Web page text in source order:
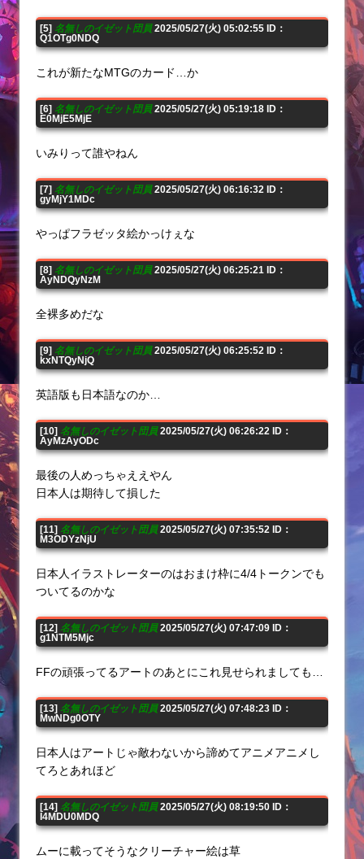
[5] 名無しのイゼット団員2025/05/27(火) 05:02:55 ID：
Q1OTg0NDQ
これが新たなMTGのカード…か
[6] 名無しのイゼット団員2025/05/27(火) 05:19:18 ID：
E0MjE5MjE
いみりって誰やねん
[7] 名無しのイゼット団員2025/05/27(火) 06:16:32 ID：
gyMjY1MDc
やっぱフラゼッタ絵かっけぇな
[8] 名無しのイゼット団員2025/05/27(火) 06:25:21 ID：
AyNDQyNzM
全裸多めだな
[9] 名無しのイゼット団員2025/05/27(火) 06:25:52 ID：
kxNTQyNjQ
英語版も日本語なのか…
[10] 名無しのイゼット団員2025/05/27(火) 06:26:22 ID：
AyMzAyODc
最後の人めっちゃええやん
日本人は期待して損した
[11] 名無しのイゼット団員2025/05/27(火) 07:35:52 ID：
M3ODYzNjU
日本人イラストレーターのはおまけ枠に4/4トークンでも
ついてるのかな
[12] 名無しのイゼット団員2025/05/27(火) 07:47:09 ID：
g1NTM5Mjc
FFの頑張ってるアートのあとにこれ見せられましても…
[13] 名無しのイゼット団員2025/05/27(火) 07:48:23 ID：
MwNDg0OTY
日本人はアートじゃ敵わないから諦めてアニメアニメし
てろとあれほど
[14] 名無しのイゼット団員2025/05/27(火) 08:19:50 ID：
I4MDU0MDQ
ムーに載ってそうなクリーチャー絵は草